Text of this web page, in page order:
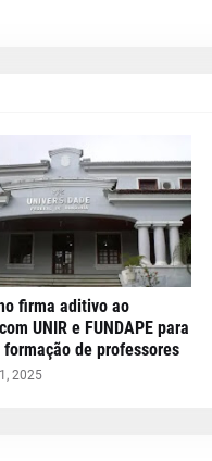
firma aditivo ao
UNIR e FUNDAPE para
de professores
2025